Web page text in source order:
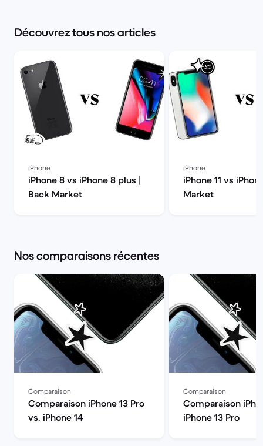
Découvrez tous nos articles
iPhone
iPhone 8 vs iPhone 8 plus |
Back Market
iPhone
iPhone 11 vs
Market
Nos comparaisons récentes
Comparaison
Comparaison iPhone 13 Pro
vs. iPhone 14
Comparaison
Comparaison
iPhone 13 Pro